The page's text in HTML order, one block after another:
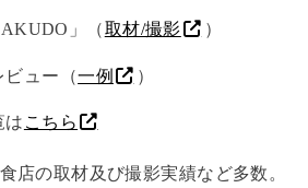
」（取材/撮影 ）
ビュー（一例 ）
は こちら
店の取材及び撮影実績など多数。